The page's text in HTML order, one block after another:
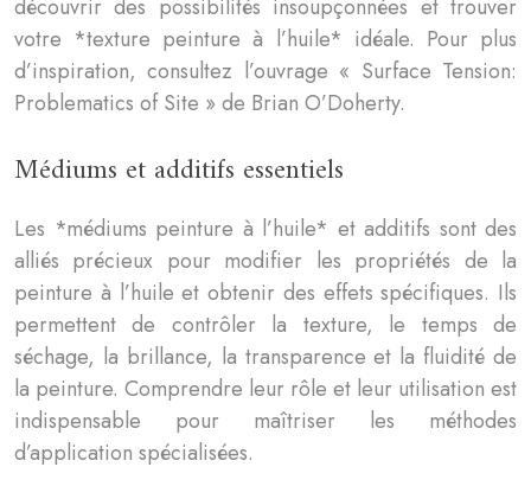
découvrir des possibilités insoupçonnées et trouver
votre *texture peinture à l’huile* idéale. Pour plus
d’inspiration, consultez l’ouvrage « Surface Tension:
Problematics of Site » de Brian O’Doherty.
Médiums et additifs essentiels
Les *médiums peinture à l’huile* et additifs sont des
alliés précieux pour modifier les propriétés de la
peinture à l’huile et obtenir des effets spécifiques. Ils
permettent de contrôler la texture, le temps de
séchage, la brillance, la transparence et la fluidité de
la peinture. Comprendre leur rôle et leur utilisation est
indispensable pour maîtriser les méthodes
d’application spécialisées.